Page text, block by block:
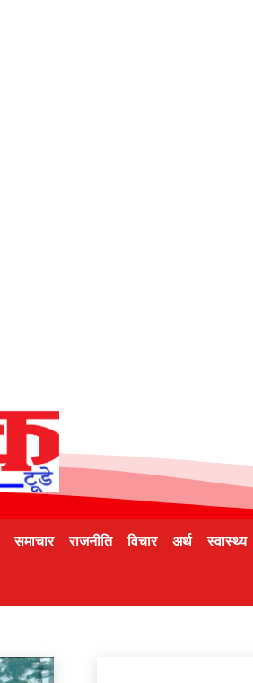
समाचार राजनीति विचार अर्थ स्वास्थ्य